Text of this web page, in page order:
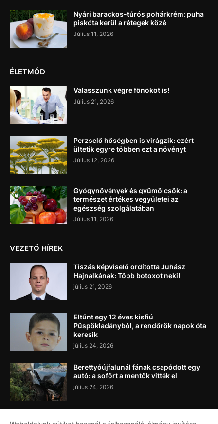
Nyári barackos-túrós pohárkrém: puha
piskóta kerül a rétegek közé
Július 11, 2026
ÉLETMÓD
Válasszunk végre főnököt is!
Július 21, 2026
Perzselő hőségben is virágzik: ezért
ültetik egyre többen ezt a növényt
Július 12, 2026
Gyógynövények és gyümölcsök: a
természet értékes vegyületei az
egészség szolgálatában
Július 11, 2026
VEZETŐ HÍREK
Tiszás képviselő ordította Juhász
Hajnalkának: Több botoxot neki!
július 21, 2026
Eltűnt egy 12 éves kisfiú
Püspökladányból, a rendőrök napok óta
keresik
július 24, 2026
Berettyóújfalunál fának csapódott egy
autó: a sofőrt a mentők vitték el
július 24, 2026